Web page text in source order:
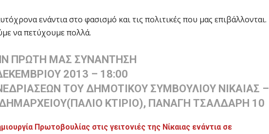
ενάντια στο φασισμό και τις πολιτικές που μας επιβάλλονται.
να πετύχουμε πολλά.
ΠΡΩΤΗ ΜΑΣ ΣΥΝΑΝΤΗΣΗ
2013 – 18:00
ΤΟΥ ΔΗΜΟΤΙΚΟΥ ΣΥΜΒΟΥΛΙΟΥ ΝΙΚΑΙΑΣ –
ΚΤΙΡΙΟ), ΠΑΝΑΓΗ ΤΣΑΛΔΑΡΗ 10
Πρωτοβουλίας στις γειτονιές της Νίκαιας ενάντια σε